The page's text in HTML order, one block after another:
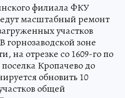
филиала ФКУ
масштабный ремонт
участков
горнозаводской зоне
на отрезке со 1609-го по
Кропачево до
обновить 10
общей